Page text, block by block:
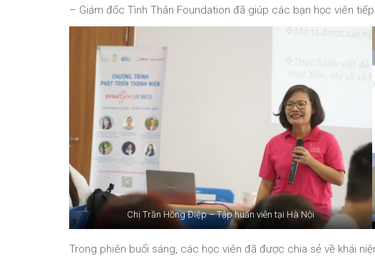
– Giám đốc Tình Thân Foundation đã giúp các bạn học viên
Chị Trần Hồng Điệp – Tập huấn viên tại Hà Nội
Trong phiên buổi sáng, các học viên đã được chia sẻ về khái